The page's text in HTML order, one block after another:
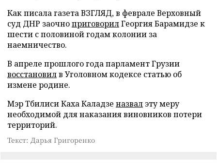
Как писала газета ВЗГЛЯД, в феврале Верховный
суд ДНР заочноприговорилГеоргия Барамидзе к
шести с половиной годам колонии за
наемничество.
В апреле прошлого года парламент Грузии
восстановилв Уголовном кодексе статью об
измене родине.
Мэр Тбилиси Каха Каладзе назвал эту меру
необходимой для наказания виновников потери
территорий.
Текст: Дарья Григоренко